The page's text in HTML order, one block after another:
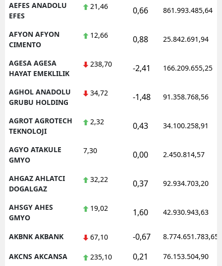
AEFES ANADOLU
EFES
21,46 0,66 861.993.485,64
AFYON AFYON
CIMENTO
12,66 0,88 25.842.691,94
AGESA AGESA
HAYAT EMEKLILIK
238,70 -2,41 166.209.655,25
AGHOL ANADOLU
GRUBU HOLDING
34,72 -1,48 91.358.768,56
AGROT AGROTECH
TEKNOLOJI
2,32 0,43 34.100.258,91
AGYO ATAKULE
GMYO
7,30 0,00 2.450.814,57
AHGAZ AHLATCI
DOGALGAZ
32,22 0,37 92.934.703,20
AHSGY AHES
GMYO
19,02 1,60 42.930.943,63
AKBNK AKBANK 67,10 -0,67 8.774.651.783,65
AKCNS AKCANSA 235,10 0,21 76.153.504,90